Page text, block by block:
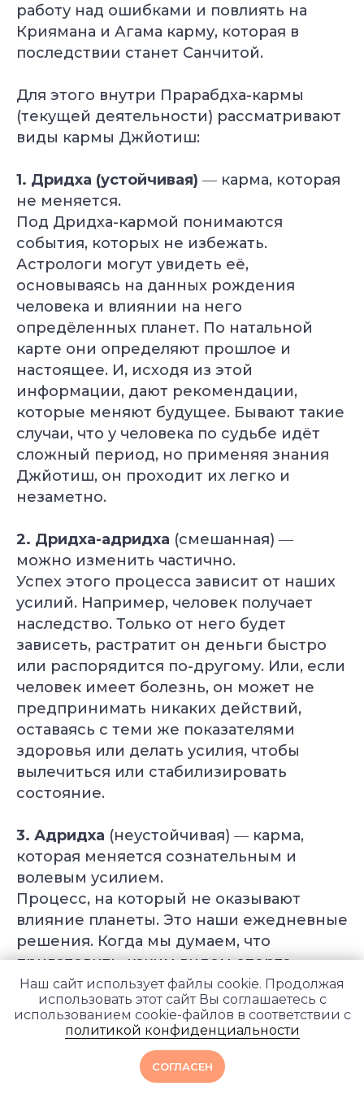
работу над ошибками и повлиять на
Криямана и Агама карму, которая в
последствии станет Санчитой.
Для этого внутри Прарабдха-кармы
(текущей деятельности) рассматривают
виды кармы Джйотиш:
1. Дридха (устойчивая) ― карма, которая
не меняется.
Под Дридха-кармой понимаются
события, которых не избежать.
Астрологи могут увидеть её,
основываясь на данных рождения
человека и влиянии на него
опредёленных планет. По натальной
карте они определяют прошлое и
настоящее. И, исходя из этой
информации, дают рекомендации,
которые меняют будущее. Бывают такие
случаи, что у человека по судьбе идёт
сложный период, но применяя знания
Джйотиш, он проходит их легко и
незаметно.
2. Дридха-адридха (смешанная) ―
можно изменить частично.
Успех этого процесса зависит от наших
усилий. Например, человек получает
наследство. Только от него будет
зависеть, растратит он деньги быстро
или распорядится по-другому. Или, если
человек имеет болезнь, он может не
предпринимать никаких действий,
оставаясь с теми же показателями
здоровья или делать усилия, чтобы
вылечиться или стабилизировать
состояние.
3. Адридха (неустойчивая) ― карма,
которая меняется сознательным и
волевым усилием.
Процесс, на который не оказывают
влияние планеты. Это наши ежедневные
решения. Когда мы думаем, что
приготовить, каким видом спорта
заниматься или как провести свободное
время. Несмотря на то, что это простые
действия, они могут повлиять не только
на будущие, но и на прошлые поступки.
Если уделять свободное время
духовной практике, молиться,
НАПРАВЛЕНИЯ
Курс «Йогатерапия женского здоровья»
Курс «Инь-йога: искусство расслабления»
Курс «Йогатерапия опорно‑двигательного
аппарата»
Клуб Академии
Карта сайта
Словарь терминов
Истории выпускников
ПОЛУЧИТЬ
в вашем почтовом ящике
Виды йоги
+7 (930) 035 91 31
© YogaAcademy, 2026
ООО «Академия Йоги» РФ, 127106, г. Москва,
вн.тер.г. муниципальный округ Марфино
Гостиничная ул, д. 5, помещ. 1/1
Пранаямы
Медитации
персональных данных
ВАЖНОЕ
Публичная оферта
Об организации
Версия для людей с ограниченными
возможностями
Акции
Курс «Пранаяма: дыхательные
техники в практике йоги»
Курс «Йога для начинающих»
Курс «Йога для беременных»
Курс «Преподаватель йоги для детей»
Наш сайт использует файлы cookie. Продолжая
использовать этот сайт Вы соглашаетесь с
использованием cookie-файлов в соответствии с
политикой конфиденциальности
СОГЛАСЕН